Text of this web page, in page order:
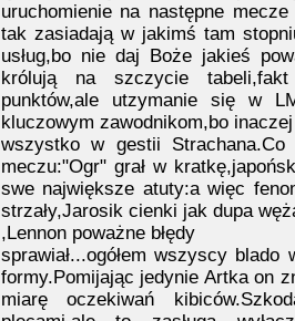
uruchomienie na następne
tak zasiadają w jakimś tam
usług,bo nie daj Boże jakieś
królują na szczycie
punktów,ale utzymanie się w
kluczowym zawodnikom,bo
wszystko w gestii
meczu:"Ogr" grał w
swe największe atuty:a więc
strzały,Jarosik cienki jak dupa
,Lennon poważne błędy
sprawiał...ogółem wszyscy
formy.Pomijając jedynie Artka on
miarę oczekiwań